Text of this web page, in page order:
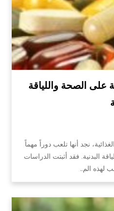
على الصحة واللياقة
نجد أنها تلعب دوراً مهماً
البدنية. فقد أثبتت الدراسات
لهذه الم…